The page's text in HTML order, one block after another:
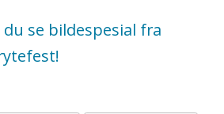
se bildespesial fra